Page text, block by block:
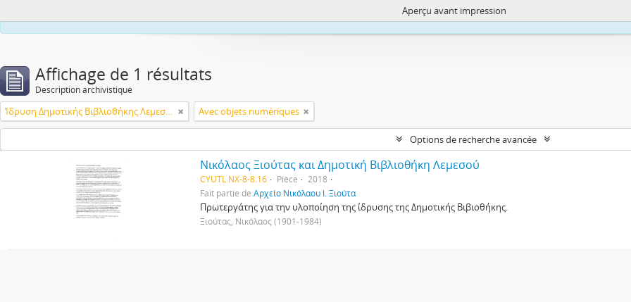
This website uses cookies to enhance your ability to browse and load content.
Aperçu avant impression
Affichage de 1 résultats
Description archivistique
Ίδρυση Δημοτικής Βιβλιοθήκης Λεμεσού Avec objets numériques
Options de recherche avancée
Νικόλαος Ξιούτας και Δημοτική Βιβλιοθήκη Λεμεσού
CYUTL NX-8-8.16 Pièce
2018
Fait partie deΑρχείο Νικόλαου Ι. Ξιούτα
Πρωτεργάτης για την υλοποίηση της ίδρυσης της Δημοτικής Βιβιοθήκης.
Ξιούτας, Νικόλαος (1901-1984)